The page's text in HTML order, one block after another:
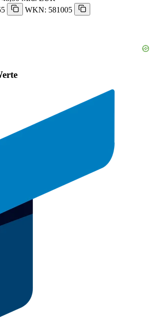
WKN: 581005